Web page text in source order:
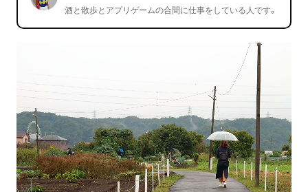
酒と散歩とアプリゲームの合間に仕事をしている人です。